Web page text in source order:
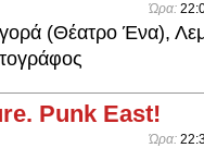
Ώρα:
(Θέατρο Ένα),
Punk East!
Ώρα: